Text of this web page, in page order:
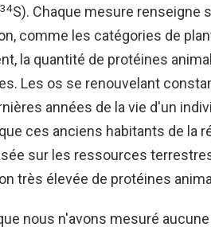
34S). Chaque mesure renseigne
comme les catégories de
la quantité de protéines
Les os se renouvelant
années de la vie d'un
ces anciens habitants de la
sur les ressources
très élevée de protéines
nous n'avons mesuré